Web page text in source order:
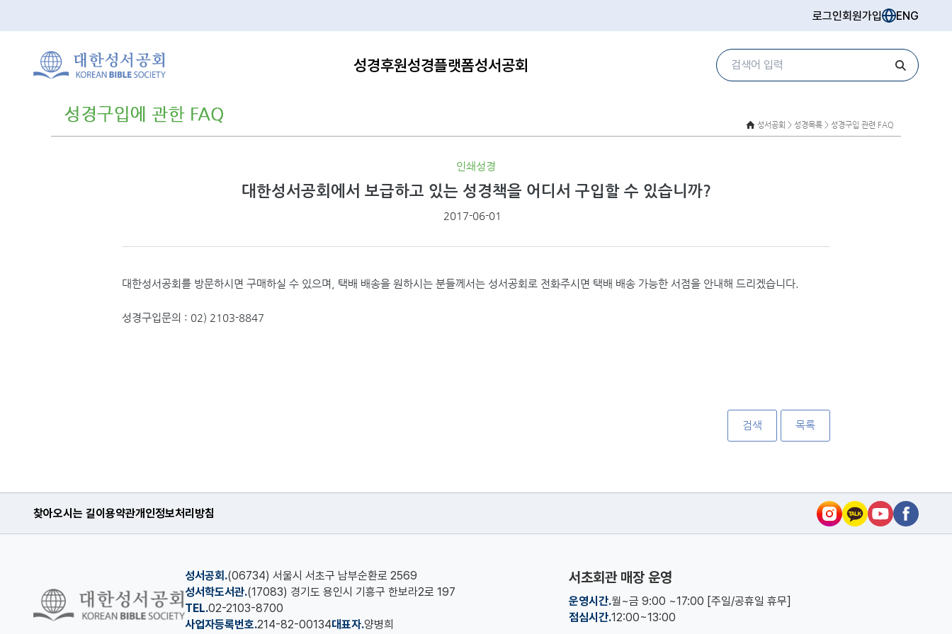
로그인회원가입 ENG
성경후원성경플랫폼성서공회
성서공회 > 성경목록 > 성경구입 관련 FAQ
인쇄성경
대한성서공회에서 보급하고 있는 성경책을 어디서 구입할 수 있습니까?
2017-06-01
대한성서공회를 방문하시면 구매하실 수 있으며, 택배 배송을 원하시는 분들께서는 성서공회로 전화주시면 택배 배송 가능한 서점을 안내해 드리겠습니다.
성경구입문의 : 02) 2103-8847
검색 목록
찾아오시는 길이용약관개인정보처리방침
성서공회.(06734) 서울시 서초구 남부순환로 2569
성서학도서관.(17083) 경기도 용인시 기흥구 한보라2로 197
TEL.02-2103-8700
사업자등록번호.214-82-00134대표자.양병희
서초회관 매장 운영
운영시간.월~금 9:00 ~17:00 [주일/공휴일 휴무]
점심시간.12:00~13:00